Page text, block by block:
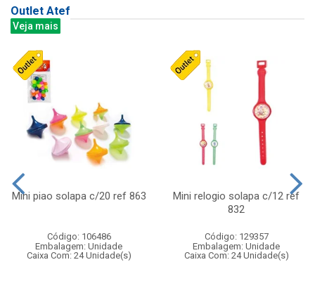
Outlet Atef
Veja mais
Mini piao solapa c/20 ref 863
Código: 106486
Embalagem: Unidade
Caixa Com: 24 Unidade(s)
Mini relogio solapa c/12 ref
832
Código: 129357
Embalagem: Unidade
Caixa Com: 24 Unidade(s)